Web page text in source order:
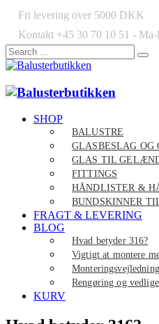
Fri levering over 5000 DKK
Kontakt +45 30 70 10 51 -
SHOP
BALUSTRE
GLASBESLAG OG
GLAS TIL
FITTINGS
HÅNDLISTER &
BUNDSKINNER
FRAGT & LEVERING
BLOG
Hvad betyder 316?
Vigtigt at montere
Monteringsvejledning
Rengøring og
KURV